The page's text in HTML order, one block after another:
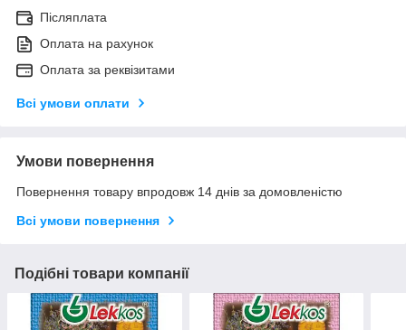
Післяплата
Оплата на рахунок
Оплата за реквізитами
Всі умови оплати
Умови повернення
Повернення товару впродовж 14 днів за домовленістю
Всі умови повернення
Подібні товари компанії